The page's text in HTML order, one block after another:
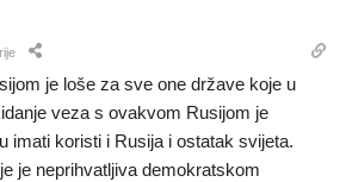
je loše za sve one države koje u
veza s ovakvom Rusijom je
imati koristi i Rusija i ostatak svijeta.
je neprihvatljiva demokratskom